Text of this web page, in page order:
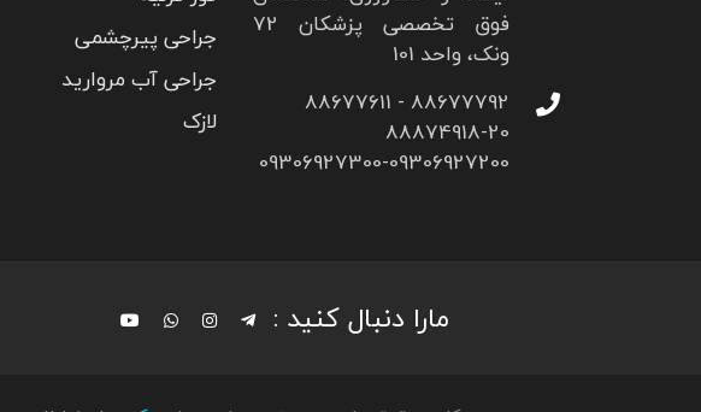
فوق تخصصی پزشکان 72
ونک، واحد 101
88677792 - 88677611
88874918-20
09306927300-09306927200
جراحی پیرچشمی
جراحی آب مروارید
لازک
مارا دنبال کنید :